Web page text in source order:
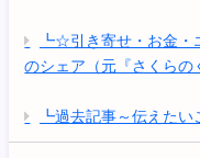
┗☆引き寄せ・お金・
のシェア（元『さくらの
┗過去記事～伝えたい